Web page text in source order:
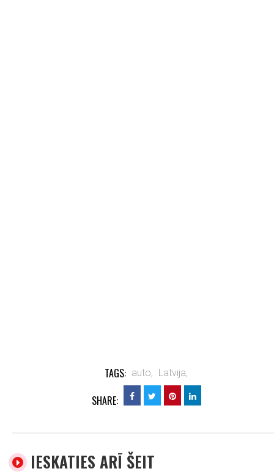
TAGS: auto, Latvija,
SHARE:
IESKATIES ARĪ ŠEIT